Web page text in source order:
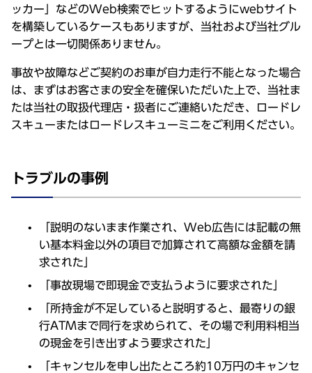
ッカー」などのWeb検索でヒットするようにwebサイト
を構築しているケースもありますが、当社および当社グル
ープとは一切関係ありません。
事故や故障などご契約のお車が自力走行不能となった場合
は、まずはお客さまの安全を確保いただいた上で、当社ま
たは当社の取扱代理店・扱者にご連絡いただき、ロードレ
スキューまたはロードレスキューミニをご利用ください。
トラブルの事例
「説明のないまま作業され、Web広告には記載の無
い基本料金以外の項目で加算されて高額な金額を請
求された」
「事故現場で即現金で支払うように要求された」
「所持金が不足していると説明すると、最寄りの銀
行ATMまで同行を求められて、その場で利用料相当
の現金を引き出すよう要求された」
「キャンセルを申し出たところ約10万円のキャンセ